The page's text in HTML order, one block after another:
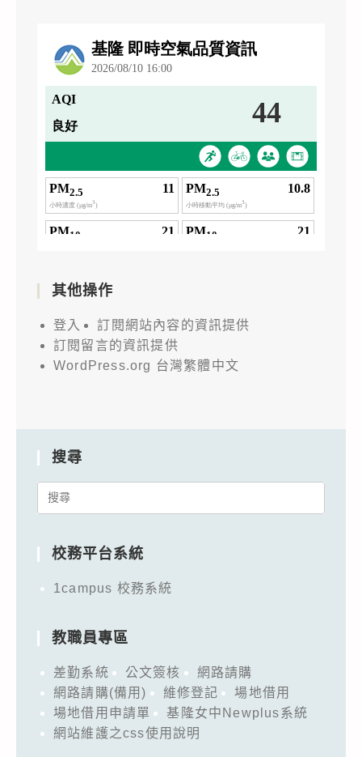
其他操作
登入
訂閱網站內容的資訊提供
訂閱留言的資訊提供
WordPress.org 台灣繁體中文
搜尋
Search
校務平台系統
1campus 校務系統
教職員專區
差勤系統 公文簽核
網路請購
網路請購(備用)
維修登記
場地借用
場地借用申請單
基隆女中Newplus系統
網站維護之css使用說明